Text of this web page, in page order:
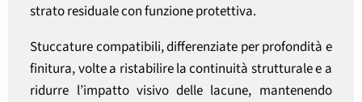
strato residuale con funzione protettiva.
Stuccature compatibili, differenziate per profondità e
finitura, volte a ristabilire la continuità strutturale e a
ridurre l’impatto visivo delle lacune, mantenendo